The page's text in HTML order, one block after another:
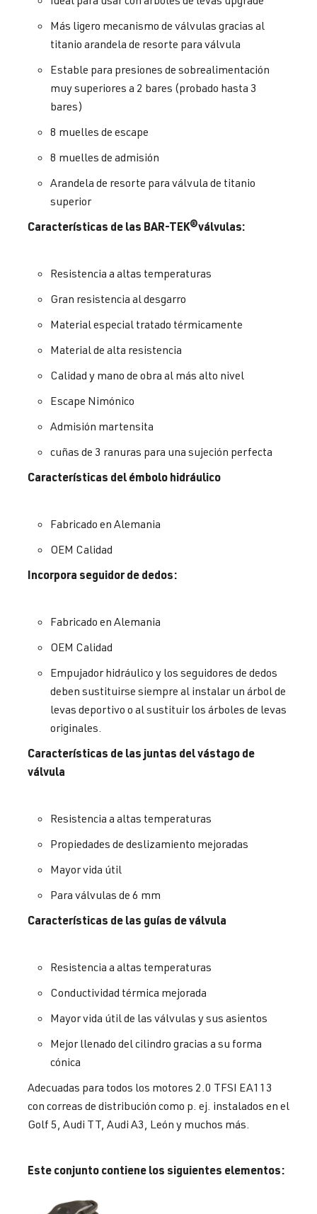
Más ligero mecanismo de válvulas gracias al
titanio arandela de resorte para válvula
Estable para presiones de sobrealimentación
muy superiores a 2 bares (probado hasta 3
bares)
8 muelles de escape
8 muelles de admisión
Arandela de resorte para válvula de titanio
superior
Características de las BAR-TEK®válvulas:
Resistencia a altas temperaturas
Gran resistencia al desgarro
Material especial tratado térmicamente
Material de alta resistencia
Calidad y mano de obra al más alto nivel
Escape Nimónico
Admisión martensita
cuñas de 3 ranuras para una sujeción perfecta
Características del émbolo hidráulico
Fabricado en Alemania
OEM Calidad
Incorpora seguidor de dedos:
Fabricado en Alemania
OEM Calidad
Empujador hidráulico y los seguidores de dedos
deben sustituirse siempre al instalar un árbol de
levas deportivo o al sustituir los árboles de levas
originales.
Características de las juntas del vástago de
válvula
Resistencia a altas temperaturas
Propiedades de deslizamiento mejoradas
Mayor vida útil
Para válvulas de 6 mm
Características de las guías de válvula
Resistencia a altas temperaturas
Conductividad térmica mejorada
Mayor vida útil de las válvulas y sus asientos
Mejor llenado del cilindro gracias a su forma
cónica
Adecuadas para todos los motores 2.0 TFSI EA113
con correas de distribución como p. ej. instalados en el
Golf 5, Audi TT, Audi A3, León y muchos más.
Este conjunto contiene los siguientes elementos: